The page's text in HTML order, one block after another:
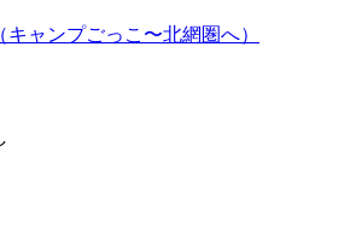
ャンプごっこ〜北網圏へ）